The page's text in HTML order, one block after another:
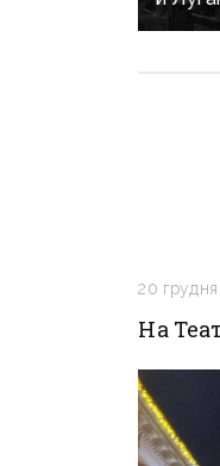
20
На